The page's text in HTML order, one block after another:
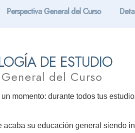
Perspectiva General del Curso
DE ESTUDIO
del Curso
momento: durante todos tus
acaba su educación general siendo